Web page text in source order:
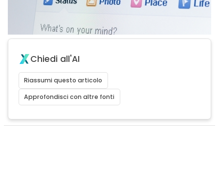
Chiedi all'AI
Riassumi questo articolo
Approfondisci con altre fonti